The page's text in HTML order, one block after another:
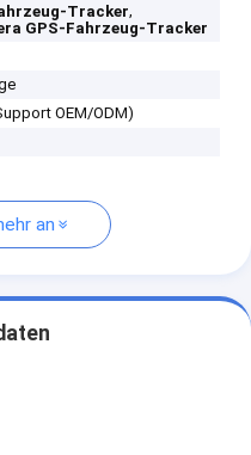
Tracker,
GPS-Fahrzeug-Tracker
OEM/ODM)
an